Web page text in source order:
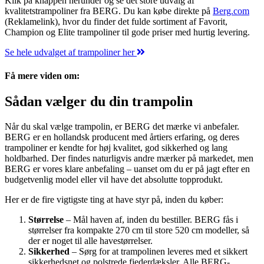
kvalitetstrampoliner fra BERG. Du kan købe direkte på Berg.com
(Reklamelink), hvor du finder det fulde sortiment af Favorit,
Champion og Elite trampoliner til gode priser med hurtig levering.
Se hele udvalget af trampoliner her
Få mere viden om:
Sådan vælger du din trampolin
Når du skal vælge trampolin, er BERG det mærke vi anbefaler.
BERG er en hollandsk producent med årtiers erfaring, og deres
trampoliner er kendte for høj kvalitet, god sikkerhed og lang
holdbarhed. Der findes naturligvis andre mærker på markedet, men
BERG er vores klare anbefaling – uanset om du er på jagt efter en
budgetvenlig model eller vil have det absolutte topprodukt.
Her er de fire vigtigste ting at have styr på, inden du køber:
Størrelse – Mål haven af, inden du bestiller. BERG fås i
størrelser fra kompakte 270 cm til store 520 cm modeller, så
der er noget til alle havestørrelser.
Sikkerhed – Sørg for at trampolinen leveres med et sikkert
sikkerhedsnet og polstrede fjederdæksler. Alle BERG-